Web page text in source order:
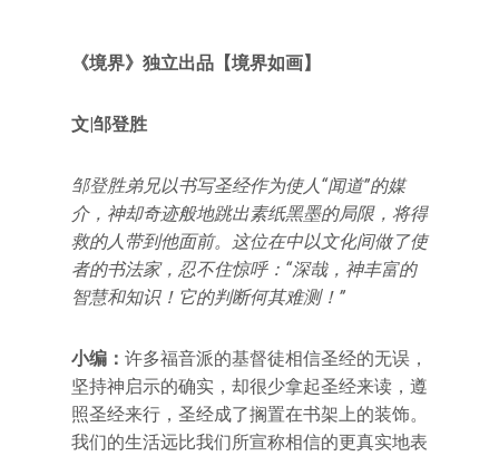
《境界》独立出品【境界如画】
文|邹登胜
邹登胜弟兄以书写圣经作为使人“闻道”的媒
介，神却奇迹般地跳出素纸黑墨的局限，将得
救的人带到他面前。这位在中以文化间做了使
者的书法家，忍不住惊呼：“深哉，神丰富的
智慧和知识！它的判断何其难测！”
小编： 许多福音派的基督徒相信圣经的无误，
坚持神启示的确实，却很少拿起圣经来读，遵
照圣经来行，圣经成了搁置在书架上的装饰。
我们的生活远比我们所宣称相信的更真实地表